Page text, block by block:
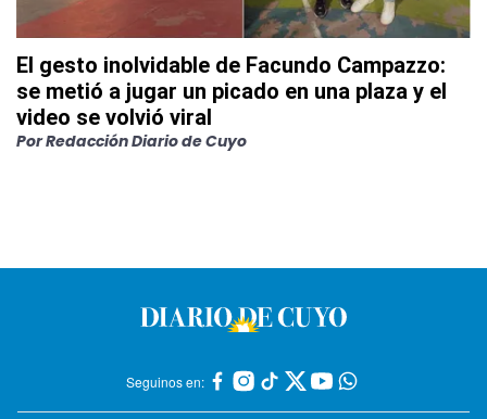
El gesto inolvidable de Facundo Campazzo:
se metió a jugar un picado en una plaza y el
video se volvió viral
PorRedacción Diario de Cuyo
Seguinos en: